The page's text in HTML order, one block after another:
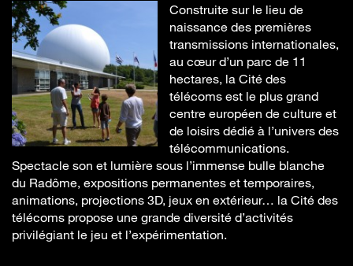
Construite sur le lieu de
naissance des premières
transmissions internationales,
au cœur d’un parc de 11
hectares, la Cité des
télécoms est le plus grand
centre européen de culture et
de loisirs dédié à l’univers des
télécommunications.
Spectacle son et lumière sous l’immense bulle blanche
du Radôme, expositions permanentes et temporaires,
animations, projections 3D, jeux en extérieur… la Cité des
télécoms propose une grande diversité d’activités
privilégiant le jeu et l’expérimentation.